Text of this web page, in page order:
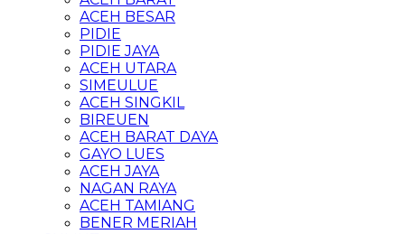
ACEH BESAR
PIDIE
PIDIE JAYA
ACEH UTARA
SIMEULUE
ACEH SINGKIL
BIREUEN
ACEH BARAT DAYA
GAYO LUES
ACEH JAYA
NAGAN RAYA
ACEH TAMIANG
BENER MERIAH